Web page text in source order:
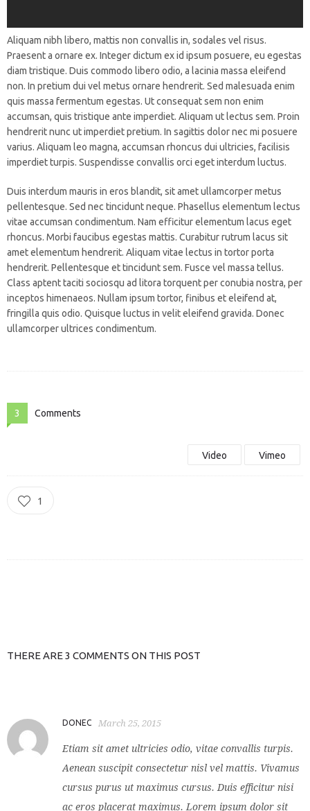
Aliquam nibh libero, mattis non convallis in, sodales vel risus.
Praesent a ornare ex. Integer dictum ex id ipsum posuere, eu egestas
diam tristique. Duis commodo libero odio, a lacinia massa eleifend
non. In pretium dui vel metus ornare hendrerit. Sed malesuada enim
quis massa fermentum egestas. Ut consequat sem non enim
accumsan, quis tristique ante imperdiet. Aliquam ut lectus sem. Proin
hendrerit nunc ut imperdiet pretium. In sagittis dolor nec mi posuere
varius. Aliquam leo magna, accumsan rhoncus dui ultricies, facilisis
imperdiet turpis. Suspendisse convallis orci eget interdum luctus.
Duis interdum mauris in eros blandit, sit amet ullamcorper metus
pellentesque. Sed nec tincidunt neque. Phasellus elementum lectus
vitae accumsan condimentum. Nam efficitur elementum lacus eget
rhoncus. Morbi faucibus egestas mattis. Curabitur rutrum lacus sit
amet elementum hendrerit. Aliquam vitae lectus in tortor porta
hendrerit. Pellentesque et tincidunt sem. Fusce vel massa tellus.
Class aptent taciti sociosqu ad litora torquent per conubia nostra, per
inceptos himenaeos. Nullam ipsum tortor, finibus et eleifend at,
fringilla quis odio. Quisque luctus in velit eleifend gravida. Donec
ullamcorper ultrices condimentum.
3 Comments
Video Vimeo
1
THERE ARE 3 COMMENTS ON THIS POST
DONEC March 25, 2015
Etiam sit amet ultricies odio, vitae convallis turpis.
Aenean suscipit consectetur nisl vel mattis. Vivamus
cursus purus ut maximus cursus. Duis efficitur nisi
ac eros placerat maximus. Lorem ipsum dolor sit